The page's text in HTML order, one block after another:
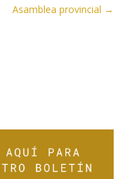
Asamblea provincial →